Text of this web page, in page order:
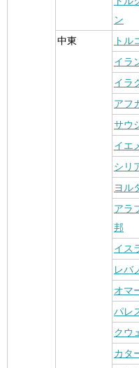
ン
中東 トル
イラ
イラ
アフ
サウ
イエ
シリ
ヨル
アラ
邦
イス
レバ
オマ
パレ
クウ
カタ